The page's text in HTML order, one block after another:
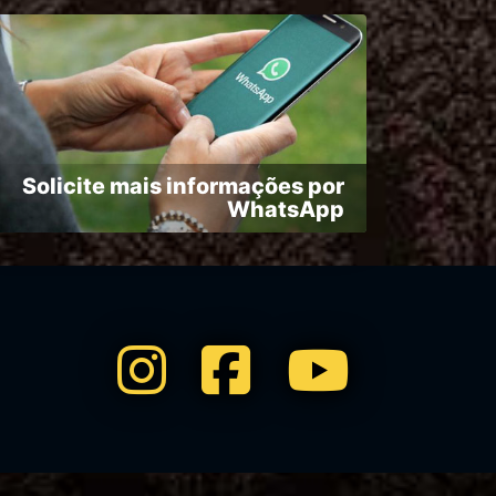
Solicite mais informações por
WhatsApp